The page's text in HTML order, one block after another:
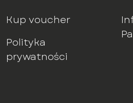
Kup voucher
Polityka
prywatności